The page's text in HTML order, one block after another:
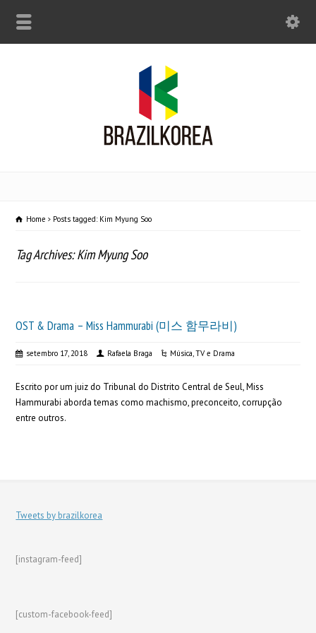
Home Posts tagged: Kim Myung Soo
Tag Archives: Kim Myung Soo
OST & Drama – Miss Hammurabi (미스 함무라비)
setembro 17, 2018 Rafaela Braga Música,TV e Drama
Escrito por um juiz do Tribunal do Distrito Central de Seul, Miss
Hammurabi aborda temas como machismo, preconceito, corrupção
entre outros.
Tweets by brazilkorea
[instagram-feed]
[custom-facebook-feed]